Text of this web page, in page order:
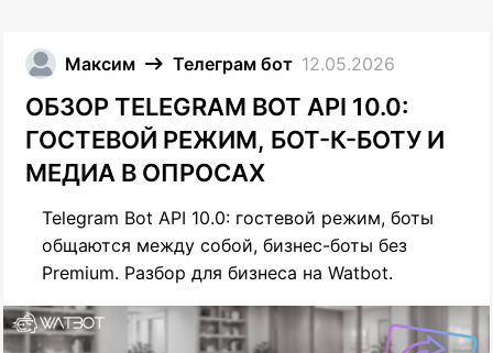
Максим Телеграм бот 12.05.2026
ОБЗОР TELEGRAM BOT API 10.0:
ГОСТЕВОЙ РЕЖИМ, БОТ-К-БОТУ И
МЕДИА В ОПРОСАХ
Telegram Bot API 10.0: гостевой режим, боты
общаются между собой, бизнес-боты без
Premium. Разбор для бизнеса на Watbot.